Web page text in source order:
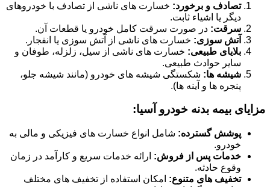
تصادف و برخورد: خسارت های ناشی از تصادف با خودروهای
دیگر یا اشیاء ثابت.
سرقت: در صورت سرقت کامل خودرو یا قطعات آن.
آتش سوزی: خسارت های ناشی از آتش سوزی یا انفجار.
بلایای طبیعی: خسارت های ناشی از سیل، زلزله، طوفان و
سایر حوادث طبیعی.
شیشه ها: شکستگی شیشه های خودرو (مانند شیشه جلو،
پنجره ها و آینه ها).
مزایای بیمه بدنه خودرو آسیا:
پوشش گسترده: شامل انواع خسارت های فیزیکی و مالی به
خودرو.
خدمات پس از فروش: ارائه خدمات سریع و کارآمد در زمان
وقوع حادثه.
تخفیف های متنوع: امکان استفاده از تخفیف های مختلف